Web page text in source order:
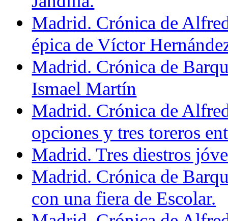
Madrid. Crónica de
épica de Víctor
Madrid. Crónica de
Ismael Martín
Madrid. Crónica de
opciones y tres toreros
Madrid. Tres diestros
Madrid. Crónica de
con una fiera de Escolar.